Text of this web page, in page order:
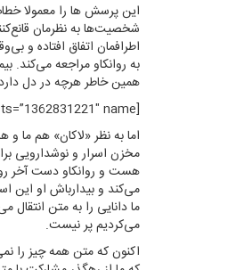
این پرسش ها را معمولا
شخصیت‌ها به نظرمان
اطرافمان اتفاق افتاده و
به روانکاو مراجعه می‌کند.
همین خاطر هرچه در دل
[irp posts=”1362831221″ name=”میوه ممنوعه در شوروی”]
اما به نظر «لاكان» هم ما و
مخزن اسرار و نوشدارویی
هست و روانکاو دست آخر
می‌کند و بیدارباش او این
ما دانایی را به متن
می‌کردیم پر نیست.
اکنون که متن همه چیز را